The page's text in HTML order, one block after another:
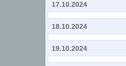
17.10.2024
18.10.2024
19.10.2024